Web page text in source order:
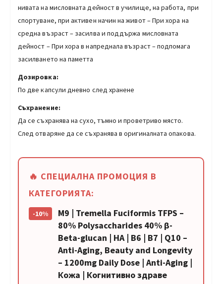
нивата на мисловната дейност в училище, на работа, при
спортуване, при активен начин на живот – При хора на
средна възраст – засилва и поддържа мисловната
дейност – При хора в напреднала възраст – подпомага
засилването на паметта
Дозировка:
По две капсули дневно след хранене
Съхранение:
Да се съхранява на сухо, тъмно и проветриво място.
След отваряне да се съхранява в оригиналната опакова.
🔥 СПЕЦИАЛНА ПРОМОЦИЯ В
КАТЕГОРИЯТА:
-10%
M9 | Tremella Fuciformis TFPS –
80% Polysaccharides 40% β-
Beta-glucan | HA | В6 | В7 | Q10 –
Anti-Aging, Beauty and Longevity
– 1200mg Daily Dose | Anti-Aging |
Кожа | Когнитивно здраве